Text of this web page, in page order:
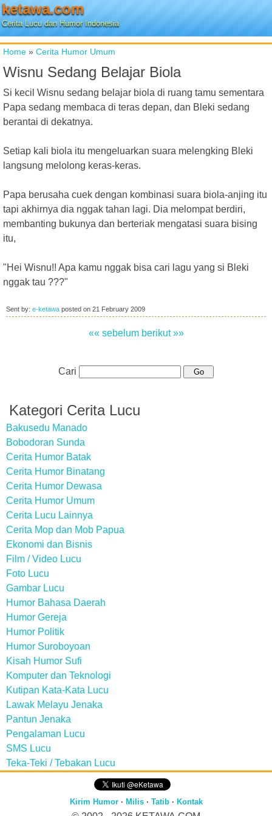
ketawa.com
Cerita Lucu dan Humor Indonesia
Home » Cerita Humor Umum
Wisnu Sedang Belajar Biola
Si kecil Wisnu sedang belajar biola di ruang tamu sementara
Papa sedang membaca di teras depan, dan Bleki sedang
berantai di dekatnya.
Setiap kali biola itu mengeluarkan suara melengking Bleki
langsung melolong keras-keras.
Papa berusaha cuek dengan kombinasi suara biola-anjing itu
tapi akhirnya dia nggak tahan lagi. Dia melompat berdiri,
membanting bukunya dan berteriak mengatasi suara bising
itu,
"Hei Wisnu!! Apa kamu nggak bisa cari lagu yang si Bleki
nggak tau ???"
Sent by: e-ketawa posted on 21 February 2009
«« sebelum berikut »»
Cari
Kategori Cerita Lucu
Bakusedu Manado
Bobodoran Sunda
Cerita Humor Batak
Cerita Humor Binatang
Cerita Humor Dewasa
Cerita Humor Umum
Cerita Lucu Lainnya
Cerita Mop dan Mob Papua
Ekonomi dan Bisnis
Film / Video Lucu
Foto Lucu
Gambar Lucu
Humor Bahasa Daerah
Humor Gereja
Humor Politik
Humor Suroboyoan
Kisah Humor Sufi
Komputer dan Teknologi
Kutipan Kata-Kata Lucu
Lawak Melayu Jenaka
Pantun Jenaka
Pengalaman Lucu
SMS Lucu
Teka-Teki / Tebakan Lucu
Kirim Humor· Milis· Tatib· Kontak